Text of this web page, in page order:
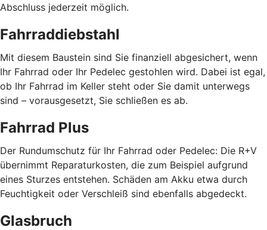
Abschluss jederzeit möglich.
Fahrraddiebstahl
Mit diesem Baustein sind Sie finanziell abgesichert, wenn
Ihr Fahrrad oder Ihr Pedelec gestohlen wird. Dabei ist egal,
ob Ihr Fahrrad im Keller steht oder Sie damit unterwegs
sind – vorausgesetzt, Sie schließen es ab.
Fahrrad Plus
Der Rundumschutz für Ihr Fahrrad oder Pedelec: Die R+V
übernimmt Reparaturkosten, die zum Beispiel aufgrund
eines Sturzes entstehen. Schäden am Akku etwa durch
Feuchtigkeit oder Verschleiß sind ebenfalls abgedeckt.
Glasbruch